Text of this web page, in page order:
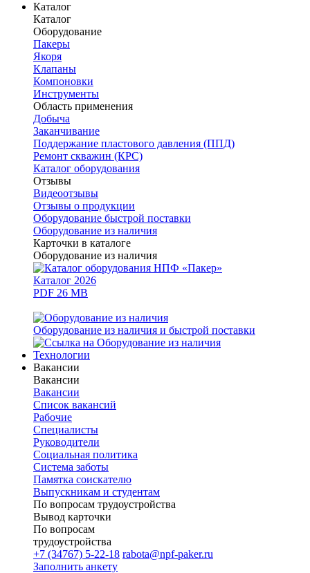
Каталог
Каталог
Оборудование
Пакеры
Якоря
Клапаны
Компоновки
Инструменты
Область применения
Добыча
Заканчивание
Поддержание пластового давления (ППД)
Ремонт скважин (КРС)
Каталог оборудования
Отзывы
Видеоотзывы
Отзывы о продукции
Оборудование быстрой поставки
Оборудование из наличия
Карточки в каталоге
Оборудование из наличия
Каталог 2026
PDF 26 MB
Оборудование из наличия и быстрой поставки
Технологии
Вакансии
Вакансии
Вакансии
Список вакансий
Рабочие
Специалисты
Руководители
Cоциальная политика
Система заботы
Памятка соискателю
Выпускникам и студентам
По вопросам трудоустройства
Вывод карточки
По вопросам
трудоустройства
+7 (34767) 5-22-18 rabota@npf-paker.ru
Заполнить анкету